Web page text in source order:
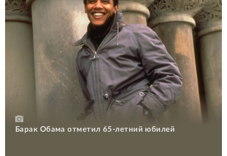
Барак Обама отметил 65-летний юбилей